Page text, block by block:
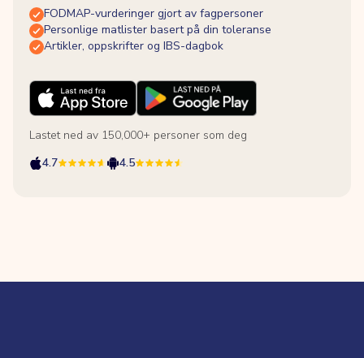
FODMAP-vurderinger gjort av fagpersoner
Personlige matlister basert på din toleranse
Artikler, oppskrifter og IBS-dagbok
Lastet ned av 150,000+ personer som deg
4.7
4.5